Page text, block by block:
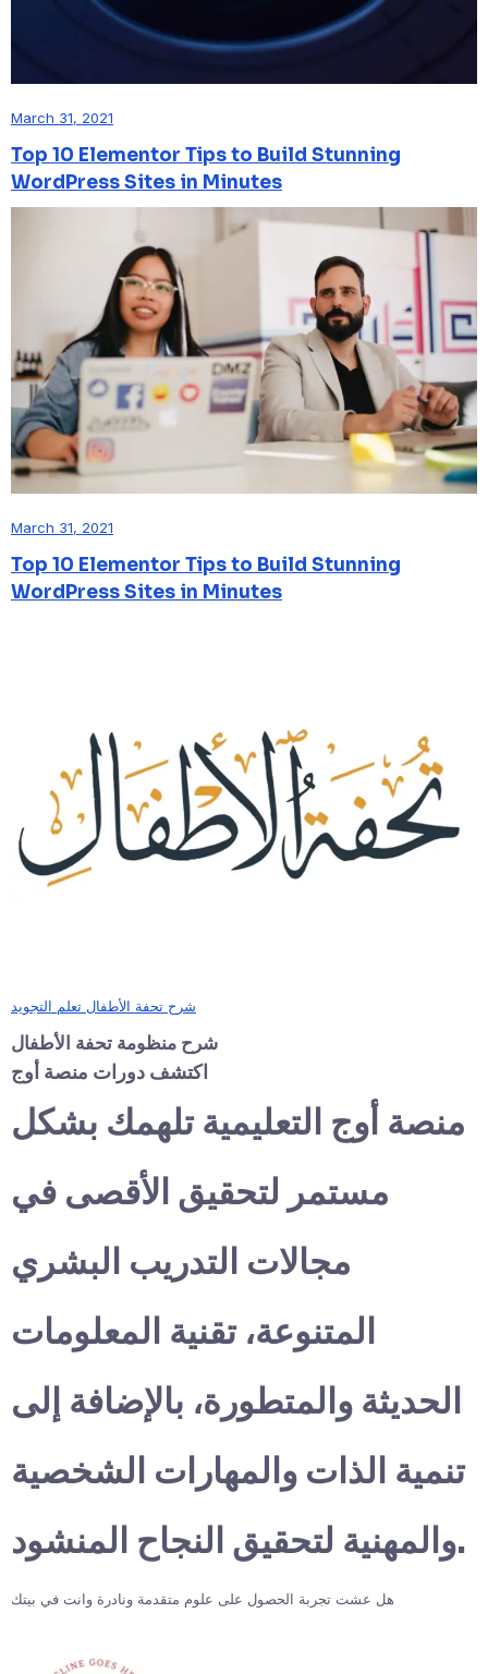
March 31, 2021
Top 10 Elementor Tips to Build Stunning
WordPress Sites in Minutes
March 31, 2021
Top 10 Elementor Tips to Build Stunning
WordPress Sites in Minutes
شرح تحفة الأطفال تعلم التجويد
شرح منظومة تحفة الأطفال
اكتشف دورات منصة أوج
منصة أوج التعليمية تلهمك بشكل
مستمر لتحقيق الأقصى في
مجالات التدريب البشري
المتنوعة، تقنية المعلومات
الحديثة والمتطورة، بالإضافة إلى
تنمية الذات والمهارات الشخصية
والمهنية لتحقيق النجاح المنشود.
هل عشت تجربة الحصول على علوم متقدمة ونادرة وانت في بيتك